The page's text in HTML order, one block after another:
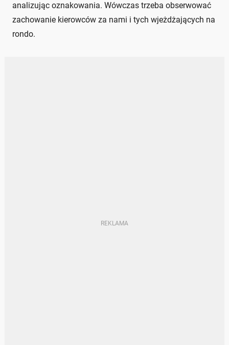
analizując oznakowania. Wówczas trzeba obserwować
zachowanie kierowców za nami i tych wjeżdżających na
rondo.